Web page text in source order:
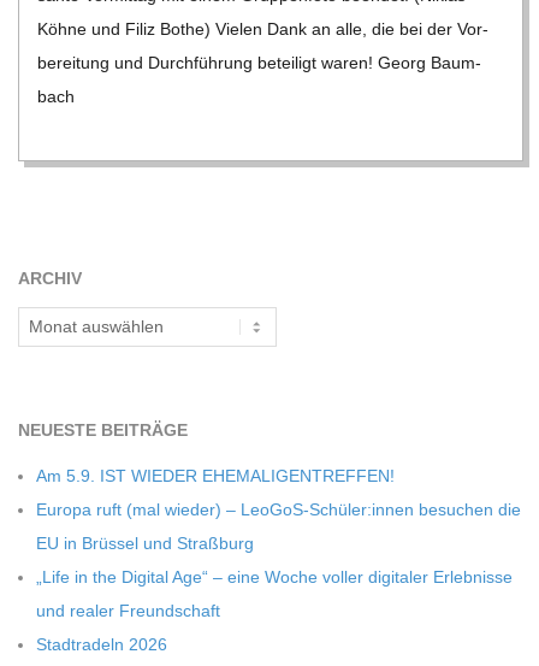
Köhne und Filiz Bothe) Vie­len Dank an alle, die bei der Vor­
be­rei­tung und Durch­füh­rung betei­ligt waren! Georg Baum­
bach
ARCHIV
Archiv
NEU­ESTE BEITRÄGE
Am 5.9. IST WIEDER EHEMALIGENTREFFEN!
Europa ruft (mal wie­der) – LeoGoS-Schüler:innen besu­chen die
EU in Brüs­sel und Straßburg
„Life in the Digi­tal Age“ – eine Woche vol­ler digi­ta­ler Erleb­nisse
und rea­ler Freundschaft
Stadt­ra­deln 2026